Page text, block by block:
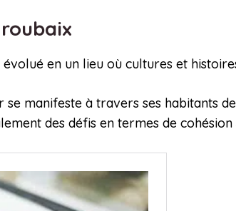
en un lieu où cultures et
manifeste à travers ses habitants
des défis en termes de